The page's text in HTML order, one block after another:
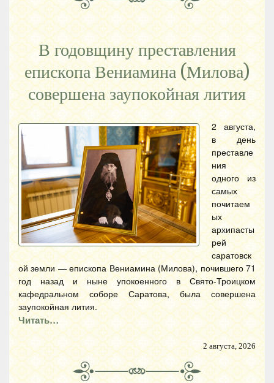
В годовщину преставления
епископа Вениамина (Милова)
совершена заупокойная лития
2 августа,
в день
преставле
ния
одного из
самых
почитаем
ых
архипасты
рей
саратовск
ой земли — епископа Вениамина (Милова), почившего 71
год назад и ныне упокоенного в Свято-Троицком
кафедральном соборе Саратова, была совершена
заупокойная лития.
Читать…
2 августа, 2026